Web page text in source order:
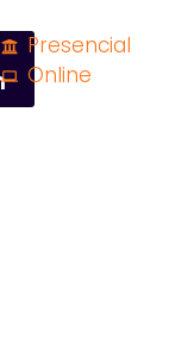
Presencial
Online